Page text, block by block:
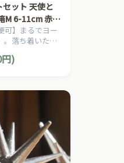
ット 天使と
M 6-11cm 赤糸
可】まるでヨー
。落ち着いた雰
ルのクリスマ
)